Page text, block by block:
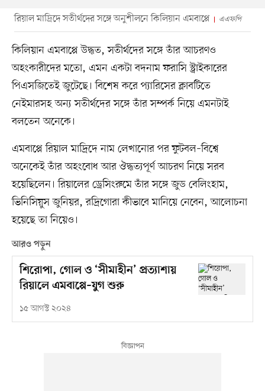
রিয়াল মাদ্রিদে সতীর্থদের সঙ্গে অনুশীলনে কিলিয়ান এমবাপ্পে এএফপি
কিলিয়ান এমবাপ্পে উদ্ধত, সতীর্থদের সঙ্গে তাঁর আচরণও
অহংকারীদের মতো, এমন একটা বদনাম ফরাসি স্ট্রাইকারের
পিএসজিতেই জুটেছে। বিশেষ করে প্যারিসের ক্লাবটিতে
নেইমারসহ অন্য সতীর্থদের সঙ্গে তাঁর সম্পর্ক নিয়ে এমনটাই
বলতেন অনেকে।
এমবাপ্পে রিয়াল মাদ্রিদে নাম লেখানোর পর ফুটবল–বিশ্বে
অনেকেই তাঁর অহংবোধ আর ঔদ্ধত্যপূর্ণ আচরণ নিয়ে সরব
হয়েছিলেন। রিয়ালের ড্রেসিংরুমে তাঁর সঙ্গে জুড বেলিংহাম,
ভিনিসিয়ুস জুনিয়র, রদ্রিগোরা কীভাবে মানিয়ে নেবেন, আলোচনা
হয়েছে তা নিয়েও।
আরও পড়ুন
শিরোপা, গোল ও ‘সীমাহীন’ প্রত্যাশায়
রিয়ালে এমবাপ্পে–যুগ শুরু
১৫ আগস্ট ২০২৪